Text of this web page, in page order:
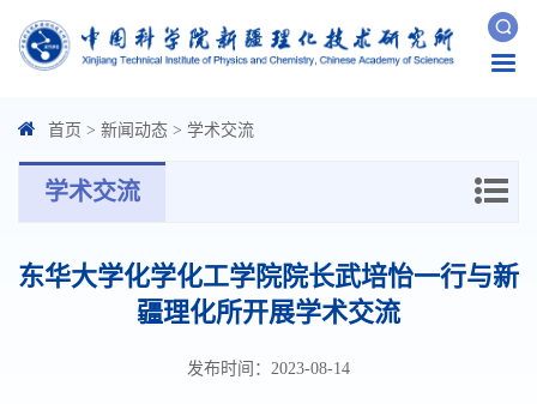
首页 > 新闻动态 > 学术交流
学术交流
东华大学化学化工学院院长武培怡一行与新
疆理化所开展学术交流
发布时间：2023-08-14